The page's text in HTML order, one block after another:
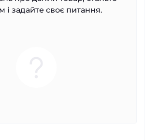
і задайте своє питання.